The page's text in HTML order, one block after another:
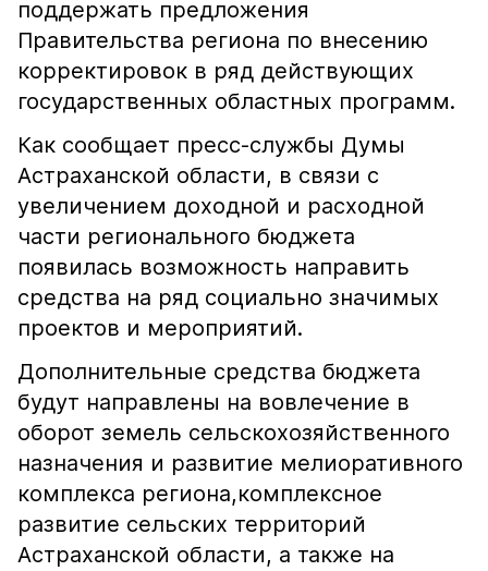
поддержать предложения
Правительства региона по внесению
корректировок в ряд действующих
государственных областных программ.
Как сообщает пресс-службы Думы
Астраханской области, в связи с
увеличением доходной и расходной
части регионального бюджета
появилась возможность направить
средства на ряд социально значимых
проектов и мероприятий.
Дополнительные средства бюджета
будут направлены на вовлечение в
оборот земель сельскохозяйственного
назначения и развитие мелиоративного
комплекса региона,комплексное
развитие сельских территорий
Астраханской области, а также на